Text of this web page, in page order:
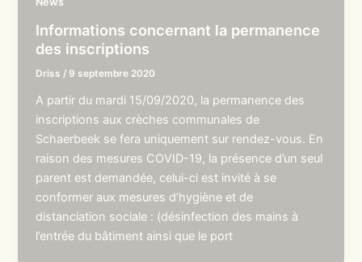
Informations concernant la permanence
des inscriptions
Driss / 9 septembre 2020
A partir du mardi 15/09/2020, la permanence des
inscriptions aux crèches communales de
Schaerbeek se fera uniquement sur rendez-vous. En
raison des mesures COVID-19, la présence d’un seul
parent est demandée, celui-ci est invité à se
conformer aux mesures d’hygiène et de
distanciation sociale : (désinfection des mains à
l’entrée du bâtiment ainsi que le port